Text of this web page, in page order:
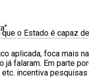
o Estado é capaz
aplicada, foca mais
falaram. Em parte
incentiva pesquisas